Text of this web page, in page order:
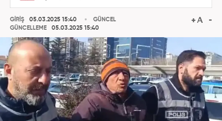
GİRİŞ
05.03.2025 15:40
GÜNCELLEME
05.03.2025 15:40
GÜNCEL